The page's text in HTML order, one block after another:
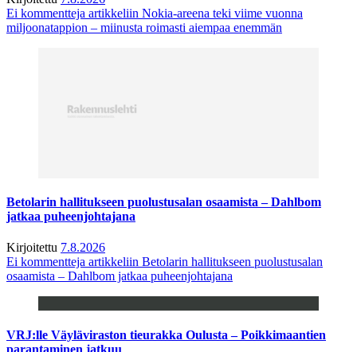
Ei kommentteja artikkeliin Nokia-areena teki viime vuonna
miljoonatappion – miinusta roimasti aiempaa enemmän
Betolarin hallitukseen puolustusalan osaamista – Dahlbom
jatkaa puheenjohtajana
Kirjoitettu 7.8.2026
Ei kommentteja artikkeliin Betolarin hallitukseen puolustusalan
osaamista – Dahlbom jatkaa puheenjohtajana
VRJ:lle Väyläviraston tieurakka Oulusta – Poikkimaantien
parantaminen jatkuu